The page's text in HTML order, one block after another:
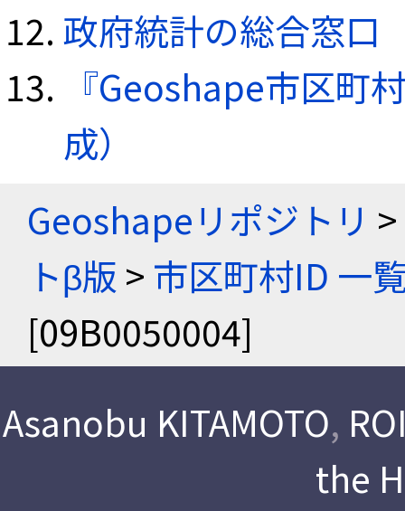
政府統計の総合窓口
『Geoshape市区町
成）
Geoshapeリポジトリ >
トβ版 > 市区町村ID 一
[09B0050004]
Asanobu KITAMOTO,
the